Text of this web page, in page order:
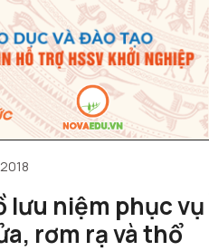
lưu niệm phục vụ
rơm rạ và thổ